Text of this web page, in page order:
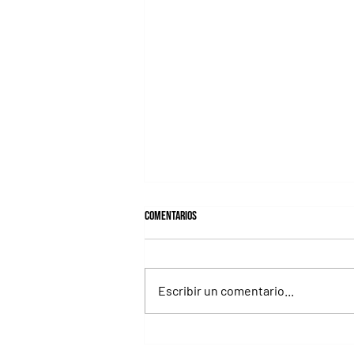
Comentarios
Escribir un comentario...